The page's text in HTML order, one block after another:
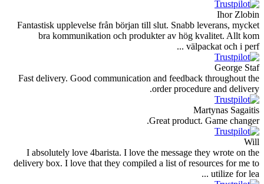
Fantastisk upplevelse från början till
bra kommunikation och
Fast delivery. Good communication
I absolutely love 4barista. I love the
delivery box. I love that they compiled a